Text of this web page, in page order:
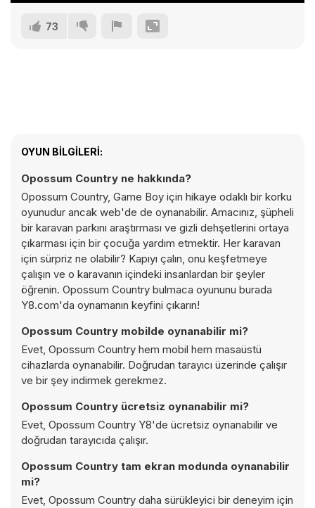
73
OYUN BILGILERI:
Opossum Country ne hakkında?
Opossum Country, Game Boy için hikaye odaklı bir korku
oyunudur ancak web'de de oynanabilir. Amacınız, şüpheli
bir karavan parkını araştırması ve gizli dehşetlerini ortaya
çıkarması için bir çocuğa yardım etmektir. Her karavan
için sürpriz ne olabilir? Kapıyı çalın, onu keşfetmeye
çalışın ve o karavanın içindeki insanlardan bir şeyler
öğrenin. Opossum Country bulmaca oyununu burada
Y8.com'da oynamanın keyfini çıkarın!
Opossum Country mobilde oynanabilir mi?
Evet, Opossum Country hem mobil hem masaüstü
cihazlarda oynanabilir. Doğrudan tarayıcı üzerinde çalışır
ve bir şey indirmek gerekmez.
Opossum Country ücretsiz oynanabilir mi?
Evet, Opossum Country Y8'de ücretsiz oynanabilir ve
doğrudan tarayıcıda çalışır.
Opossum Country tam ekran modunda oynanabilir
mi?
Evet, Opossum Country daha sürükleyici bir deneyim için